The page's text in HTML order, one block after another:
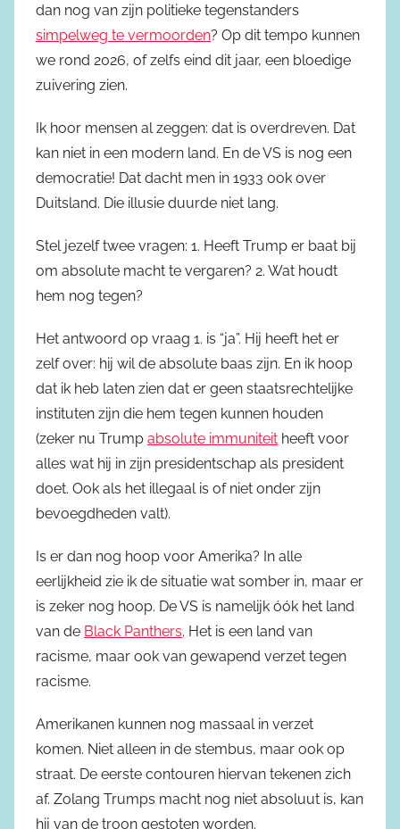
dan nog van zijn politieke tegenstanders
simpelweg te vermoorden? Op dit tempo kunnen
we rond 2026, of zelfs eind dit jaar, een bloedige
zuivering zien.
Ik hoor mensen al zeggen: dat is overdreven. Dat
kan niet in een modern land. En de VS is nog een
democratie! Dat dacht men in 1933 ook over
Duitsland. Die illusie duurde niet lang.
Stel jezelf twee vragen: 1. Heeft Trump er baat bij
om absolute macht te vergaren? 2. Wat houdt
hem nog tegen?
Het antwoord op vraag 1. is “ja”. Hij heeft het er
zelf over: hij wil de absolute baas zijn. En ik hoop
dat ik heb laten zien dat er geen staatsrechtelijke
instituten zijn die hem tegen kunnen houden
(zeker nu Trump absolute immuniteit heeft voor
alles wat hij in zijn presidentschap als president
doet. Ook als het illegaal is of niet onder zijn
bevoegdheden valt).
Is er dan nog hoop voor Amerika? In alle
eerlijkheid zie ik de situatie wat somber in, maar er
is zeker nog hoop. De VS is namelijk óók het land
van de Black Panthers. Het is een land van
racisme, maar ook van gewapend verzet tegen
racisme.
Amerikanen kunnen nog massaal in verzet
komen. Niet alleen in de stembus, maar ook op
straat. De eerste contouren hiervan tekenen zich
af. Zolang Trumps macht nog niet absoluut is, kan
hij van de troon gestoten worden.